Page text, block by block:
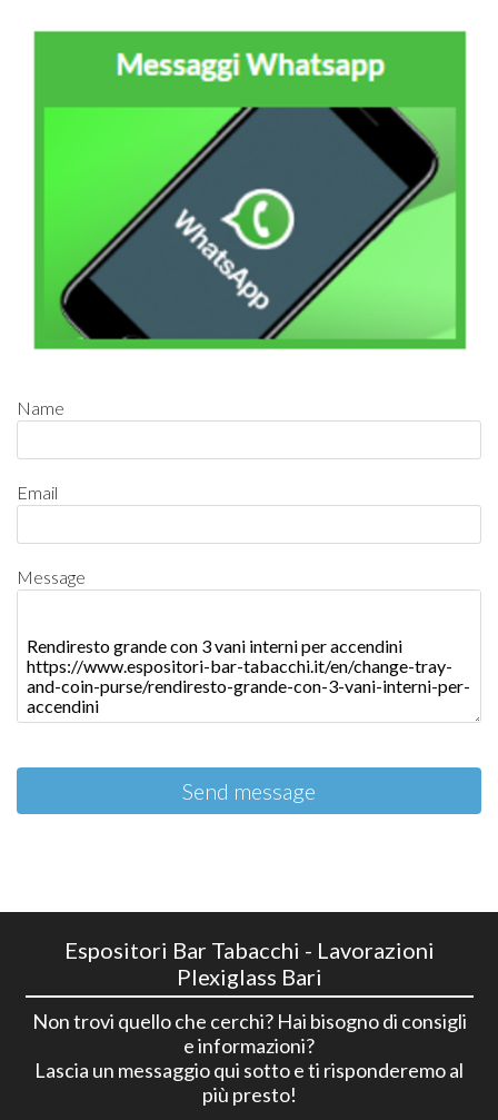
Name
Email
Message
Send message
Espositori Bar Tabacchi - Lavorazioni
Plexiglass Bari
Non trovi quello che cerchi? Hai bisogno di consigli
e informazioni?
Lascia un messaggio qui sotto e ti risponderemo al
più presto!